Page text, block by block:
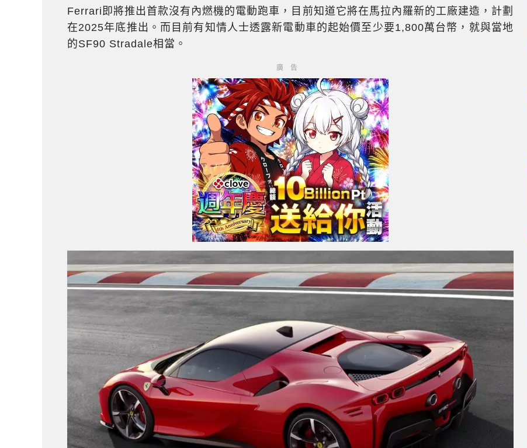
Ferrari即將推出首款沒有內燃機的電動跑車，目前知道它將在馬拉內羅新的工廠建造，計劃
在2025年底推出。而目前有知情人士透露新電動車的起始價至少要1,800萬台幣，就與當地
的SF90 Stradale相當。
廣告